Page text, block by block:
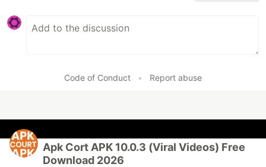
Code of Conduct • Report abuse
Apk Cort APK 10.0.3 (Viral Videos) Free
Download 2026